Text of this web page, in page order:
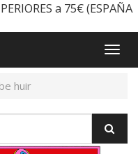
a 75€ (ESPAÑA
huir